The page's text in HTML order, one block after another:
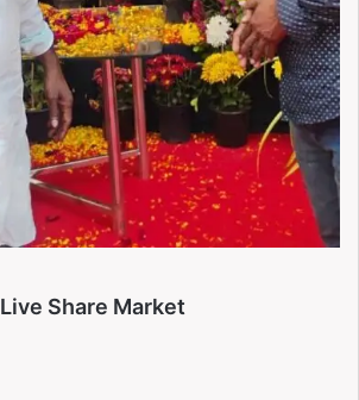
Live Share Market